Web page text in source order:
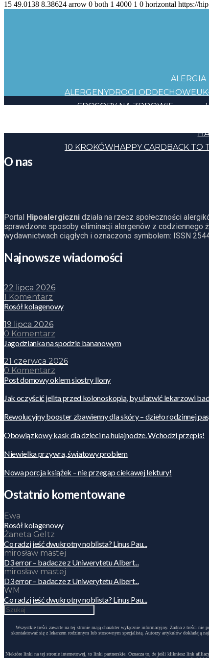
15 49.0138 8.38624 arrow 0 both 1 4000 1 0 horizontal https://
ALERGIA
ALERGENYDROGI ODDECHOWE
SPOSOBY NA ZDROWIE
10 KROKÓWHAPPY CARDBACK TO
O nas
Portal Hipoalergiczni działa na rzecz społeczności
sprawdzone sposoby eliminacji alergenów z codziennego
wydawnictwach ciągłych i oznaczono symbolem: ISSN
Najnowsze wiadomości
22 lipca 2026
1 Komentarz
Rosół kolagenowy
19 lipca 2026
0 Komentarz
Jagodzianka na spodzie bananowym
21 czerwca 2026
0 Komentarz
Post domowy okiem siostry Ilony
Jak oczyścić jelita przed kolonoskopią, by ułatwić lekarzowi
Rewolucyjny booster zbawienny dla skóry – dzieło rodzinnej
Obowiązkowy kask dla dzieci na hulajnodze. Wchodzi przepis!
Niewielka przywra, światowy problem
Nowa porcja książek – nie przegap ciekawej lektury!
Ostatnio komentowane
Ewa
Rosół kolagenowy
Żaneta Geltz
Co radzi jeść dwukrotny noblista? Linus Pau...
mirosław mastej
D3 error – badacze z Uniwerytetu Albert...
mirosław mastej
D3 error – badacze z Uniwerytetu Albert...
WM
Co radzi jeść dwukrotny noblista? Linus Pau...
Wszystkie treści zawarte na tej stronie mają charakter wyłącznie informacyjny. Żadna z treści
skontaktować się z lekarzem rodzinnym lub stosownym specjalistą. Autorzy artykułów dokładają
Niektóre linki na tej stronie internetowej, to linki partnerskie. Oznacza to, że jeśli klikniesz link